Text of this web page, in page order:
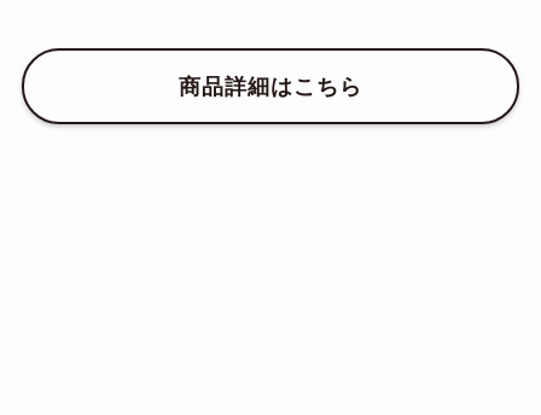
商品詳細はこちら